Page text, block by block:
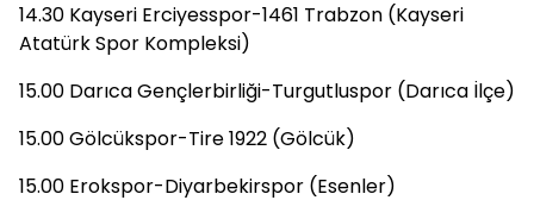
14.30 Kayseri Erciyesspor-1461 Trabzon (Kayseri
Atatürk Spor Kompleksi)
15.00 Darıca Gençlerbirliği-Turgutluspor (Darıca İlçe)
15.00 Gölcükspor-Tire 1922 (Gölcük)
15.00 Erokspor-Diyarbekirspor (Esenler)